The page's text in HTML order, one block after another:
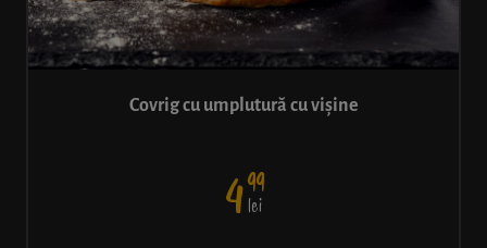
Covrig cu umplutură cu vișine
499
lei